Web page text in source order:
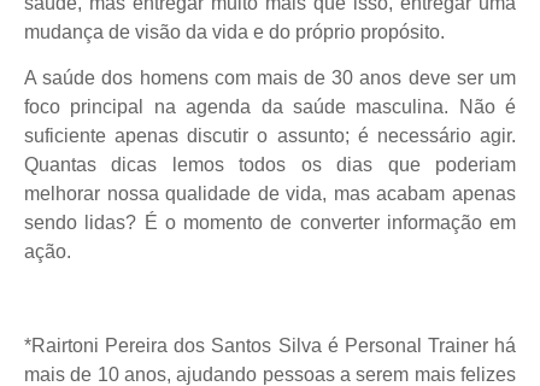
mudança de visão da vida e do próprio propósito.
A saúde dos homens com mais de 30 anos deve ser um
foco principal na agenda da saúde masculina. Não é
suficiente apenas discutir o assunto; é necessário agir.
Quantas dicas lemos todos os dias que poderiam
melhorar nossa qualidade de vida, mas acabam apenas
sendo lidas? É o momento de converter informação em
ação.
*Rairtoni Pereira dos Santos Silva é Personal Trainer há
mais de 10 anos, ajudando pessoas a serem mais felizes